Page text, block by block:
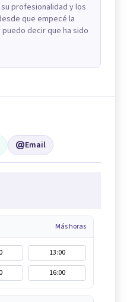
profesionalidad y los
que empecé la
decir que ha sido
Email
Más horas
13:00
16:00